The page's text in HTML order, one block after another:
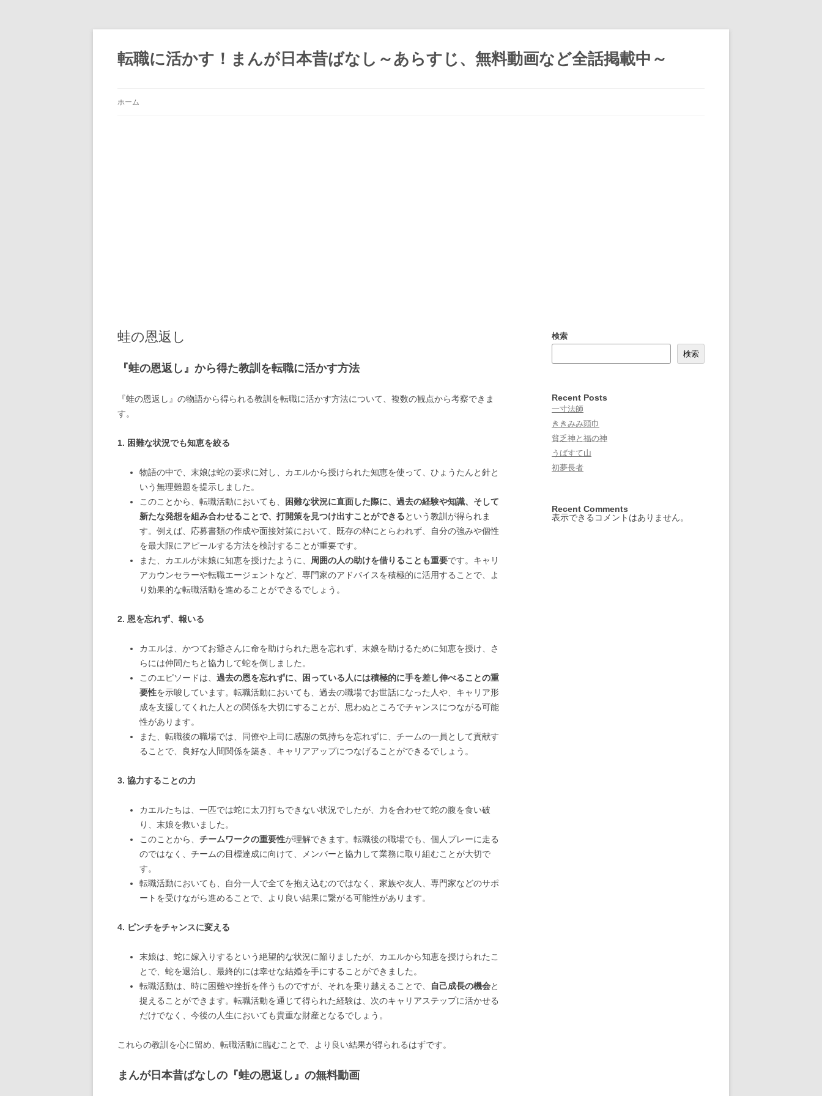
転職に活かす！まんが日本昔ばなし～あらすじ、無料動画など全話掲載中～
ホーム
蛙の恩返し
『蛙の恩返し』から得た教訓を転職に活かす方法
『蛙の恩返し』の物語から得られる教訓を転職に活かす方法について、複数の観点から考察できま
す。
1. 困難な状況でも知恵を絞る
物語の中で、末娘は蛇の要求に対し、カエルから授けられた知恵を使って、ひょうたんと針と
いう無理難題を提示しました。
このことから、転職活動においても、
困難な状況に直面した際に、過去の経験や知識、そして
新たな発想を組み合わせることで、打開策を見つけ出すことができるという教訓が得られま
す。例えば、応募書類の作成や面接対策において、既存の枠にとらわれず、自分の強みや個性
を最大限にアピールする方法を検討することが重要です。
また、カエルが末娘に知恵を授けたように、
周囲の人の助けを借りることも重要です。キャリ
アカウンセラーや転職エージェントなど、専門家のアドバイスを積極的に活用することで、よ
り効果的な転職活動を進めることができるでしょう。
2. 恩を忘れず、報いる
カエルは、かつてお爺さんに命を助けられた恩を忘れず、末娘を助けるために知恵を授け、さ
らには仲間たちと協力して蛇を倒しました。
このエピソードは、 過去の恩を忘れずに、困っている人には積極的に手を差し伸べることの重
要性を示唆しています。転職活動においても、過去の職場でお世話になった人や、キャリア形
成を支援してくれた人との関係を大切にすることが、思わぬところでチャンスにつながる可能
性があります。
また、転職後の職場では、同僚や上司に感謝の気持ちを忘れずに、チームの一員として貢献す
ることで、良好な人間関係を築き、キャリアアップにつなげることができるでしょう。
3. 協力することの力
カエルたちは、一匹では蛇に太刀打ちできない状況でしたが、力を合わせて蛇の腹を食い破
り、末娘を救いました。
このことから、 チームワークの重要性が理解できます。転職後の職場でも、個人プレーに走る
のではなく、チームの目標達成に向けて、メンバーと協力して業務に取り組むことが大切で
す。
転職活動においても、自分一人で全てを抱え込むのではなく、家族や友人、専門家などのサポ
ートを受けながら進めることで、より良い結果に繋がる可能性があります。
4. ピンチをチャンスに変える
末娘は、蛇に嫁入りするという絶望的な状況に陥りましたが、カエルから知恵を授けられたこ
とで、蛇を退治し、最終的には幸せな結婚を手にすることができました。
転職活動は、時に困難や挫折を伴うものですが、それを乗り越えることで、
自己成長の機会と
捉えることができます。転職活動を通じて得られた経験は、次のキャリアステップに活かせる
だけでなく、今後の人生においても貴重な財産となるでしょう。
これらの教訓を心に留め、転職活動に臨むことで、より良い結果が得られるはずです。
まんが日本昔ばなしの『蛙の恩返し』の無料動画
検索
検索
Recent Posts
一寸法師
ききみみ頭巾
貧乏神と福の神
うばすて山
初夢長者
Recent Comments
表示できるコメントはありません。